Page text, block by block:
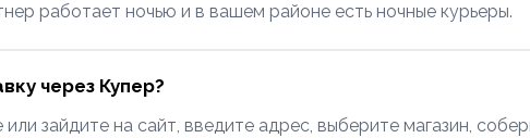
работает ночью и в вашем районе есть ночные курьеры.
через Купер?
зайдите на сайт, введите адрес, выберите магазин,